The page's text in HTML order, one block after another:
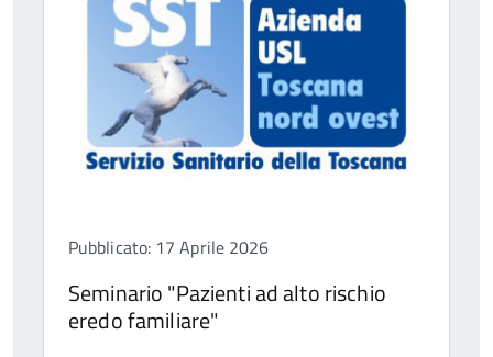
Pubblicato: 17 Aprile 2026
Seminario "Pazienti ad alto rischio
eredo familiare"